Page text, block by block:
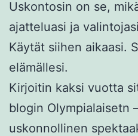
Uskontosin on se,
ajatteluasi ja
Käytät siihen aikaasi.
elämällesi.
Kirjoitin kaksi vuotta
blogin Olympialaisetn
uskonnollinen